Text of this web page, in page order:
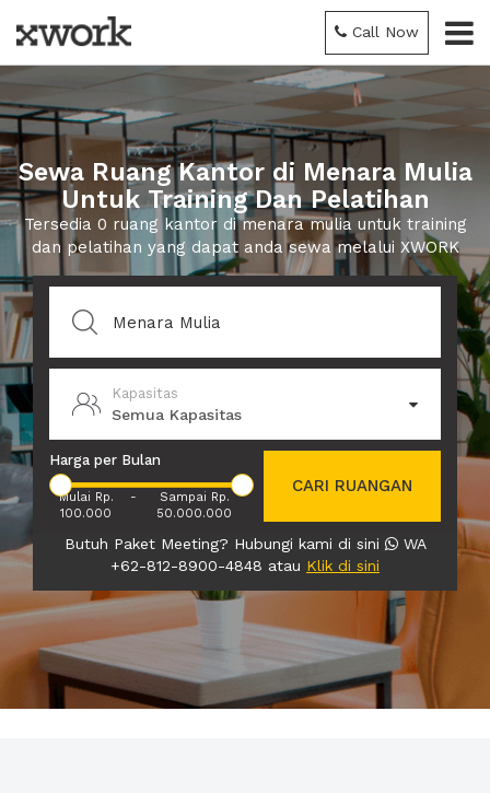
Call Now
Sewa Ruang Kantor di Menara Mulia
Untuk Training Dan Pelatihan
Tersedia 0 ruang kantor di menara mulia untuk training
dan pelatihan yang dapat anda sewa melalui XWORK
Kapasitas
Semua Kapasitas
Harga per Bulan
Mulai Rp.
100.000
-
Sampai Rp.
50.000.000
CARI RUANGAN
Butuh Paket Meeting? Hubungi kami di sini
WA
+62-812-8900-4848 atau Klik di sini